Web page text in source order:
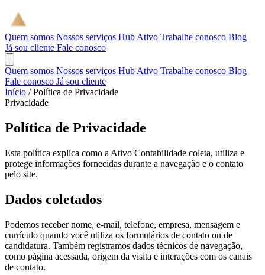
Quem somos Nossos serviços Hub Ativo Trabalhe conosco Blog
Já sou cliente Fale conosco
Quem somos Nossos serviços Hub Ativo Trabalhe conosco Blog
Fale conosco Já sou cliente
Início / Política de Privacidade
Privacidade
Política de Privacidade
Esta política explica como a Ativo Contabilidade coleta, utiliza e
protege informações fornecidas durante a navegação e o contato
pelo site.
Dados coletados
Podemos receber nome, e-mail, telefone, empresa, mensagem e
currículo quando você utiliza os formulários de contato ou de
candidatura. Também registramos dados técnicos de navegação,
como página acessada, origem da visita e interações com os canais
de contato.